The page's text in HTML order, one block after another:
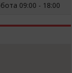
09:00 - 18:00